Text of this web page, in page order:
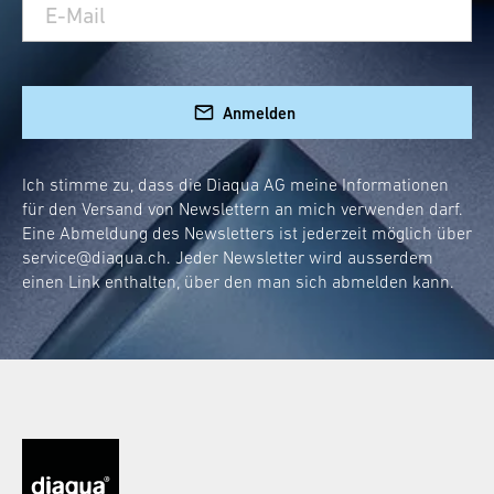
reagieren auf Geräusche und erhellen dein
Bad, sobald du es betrittst. Kein betätigen
des Lichtschalters notwendig - eine echte
Hygienische Aspekte
: hochwertige
Materialien und einfache
Reinigungsmöglichkeiten sorgen für
Sauberkeit.
Designelement: ein beleuchteter
Toilettensitz fügt deinem Bad ein
modernes, stilvolles Element hinzu.
Einfache Montage: abnehmbar durch
Wie funktioniert ein WC-
Anmelden
Ich stimme zu, dass die Diaqua AG meine Informationen
für den Versand von Newslettern an mich verwenden darf.
Eine Abmeldung des Newsletters ist jederzeit möglich über
service@diaqua.ch. Jeder Newsletter wird ausserdem
einen Link enthalten, über den man sich abmelden kann.